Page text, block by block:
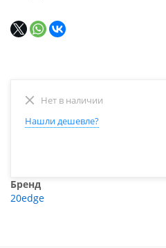
Нет в наличии
Нашли дешевле?
Бренд
20edge